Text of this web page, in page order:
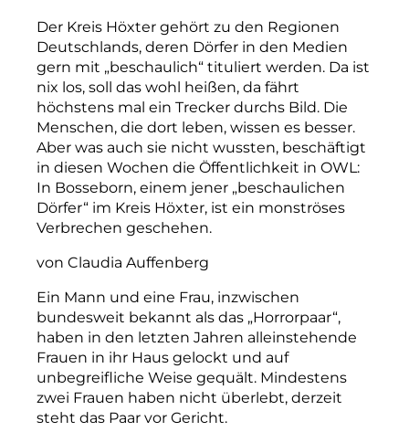
Der Kreis Höxter gehört zu den Regionen
Deutschlands, deren Dörfer in den Medien
gern mit „beschaulich“ tituliert werden. Da ist
nix los, soll das wohl heißen, da fährt
höchstens mal ein Trecker durchs Bild. Die
Menschen, die dort leben, wissen es besser.
Aber was auch sie nicht wussten, beschäftigt
in diesen Wochen die Öffentlichkeit in OWL:
In Bosseborn, einem jener „beschaulichen
Dörfer“ im Kreis Höxter, ist ein monströses
Verbrechen geschehen.
von Claudia Auffenberg
Ein Mann und eine Frau, inzwischen
bundesweit bekannt als das „Horrorpaar“,
haben in den letzten Jahren alleinstehende
Frauen in ihr Haus gelockt und auf
unbegreifliche Weise gequält. Mindestens
zwei Frauen haben nicht überlebt, derzeit
steht das Paar vor Gericht.